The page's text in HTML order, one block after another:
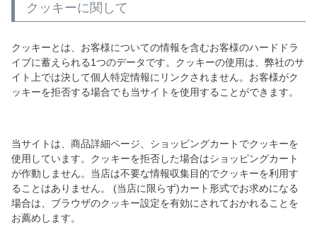
クッキーに関して
クッキーとは、お客様についての情報を含むお客様のハードドラ
イブに蓄えられる1つのデータです。クッキーの使用は、弊社のサ
イト上では決して個人特定情報にリンクされません。お客様がク
ッキーを拒否する場合でも当サイトを使用することができます。
当サイトは、商品詳細ページ、ショッピングカートでクッキーを
使用しています。クッキーを拒否した場合はショッピングカート
が作動しません。当店は不要な情報収集目的でクッキーを利用す
ることはありません。 (当店に限らず)カート形式でお求めになる
場合は、ブラウザのクッキー設定を有効にされておかれることを
お薦めします。